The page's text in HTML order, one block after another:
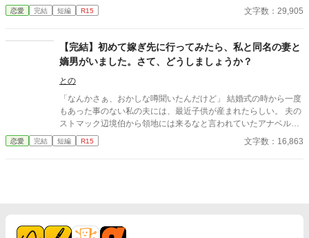
会いたくて魔王討伐を果たした彼の帰還を祝う席に忍び込むも、
そこでは彼と王女の婚約が発表されていた・・・
恋愛 完結 短編 R15 文字数：29,905
【完結】初めて嫁ぎ先に行ってみたら、私と同名の妻と
嫡男がいました。さて、どうしましょうか？
との
「なんかさぁ、おかしな噂聞いたんだけど」 結婚式の時から一度
もあった事のない私の夫には、最近子供が産まれたらしい。 夫の
ストマック辺境伯から領地には来るなと言われていたアナベルだ
が、流石に放っておくわけにもいかず訪ねてみると、 えっ？ ア
ナベルって奥様がここに住んでる。 どう言う事？ しかも私が毎
恋愛 完結 短編 R15 文字数：16,863